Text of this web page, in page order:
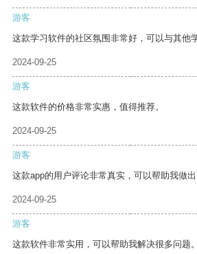
游客
这款学习软件的社区氛围非常好，可以与其他
2024-09-25
游客
这款软件的价格非常实惠，值得推荐。
2024-09-25
游客
这款app的用户评论非常真实，可以帮助我做出
2024-09-25
游客
这款软件非常实用，可以帮助我解决很多问题。